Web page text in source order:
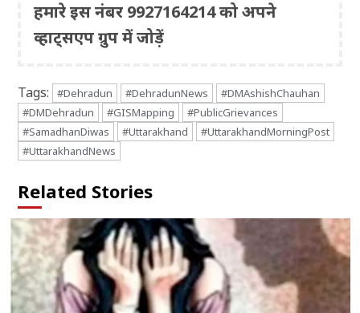
हमारे इस नंबर 9927164214 को अपने
व्हाट्सएप ग्रुप में जोड़ें
Tags: #Dehradun #DehradunNews
#DMAshishChauhan
#DMDehradun
#GISMapping
#PublicGrievances
#SamadhanDiwas
#Uttarakhand
#UttarakhandMorningPost
#UttarakhandNews
Related Stories